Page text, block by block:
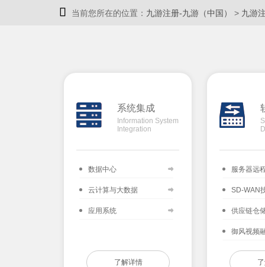
 当前您所在的位置： 九游注册-九游（中国） > 九游
系统集成
Information System
Integration
数据中心
云计算与大数据
应用系统
了解详情
服务器远
SD-WAN
供应链仓
御风视频